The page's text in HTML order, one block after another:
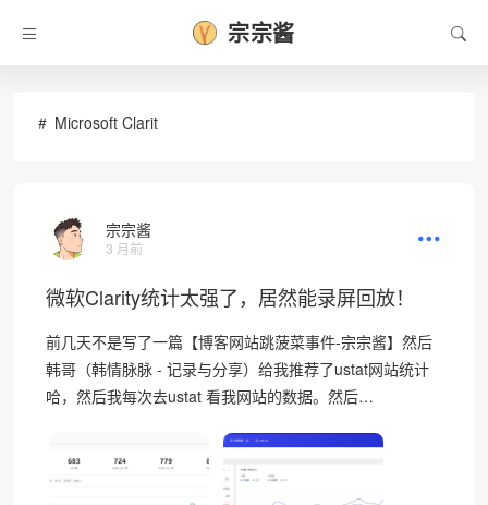
宗宗酱
Microsoft Clarit
宗宗酱
3 月前
微软Clarity统计太强了，居然能录屏回放！
前几天不是写了一篇【博客网站跳菠菜事件-宗宗酱】然后
韩哥（韩情脉脉 - 记录与分享）给我推荐了ustat网站统计
哈，然后我每次去ustat 看我网站的数据。然后…